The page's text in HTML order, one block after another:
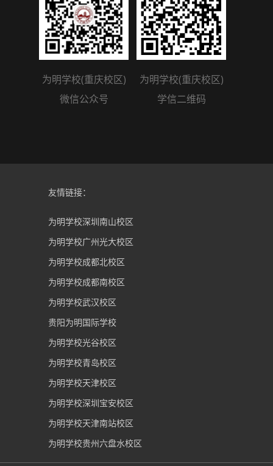
为明学校(重庆校区)
微信公众号
为明学校(重庆校区)
学信二维码
友情链接：
为明学校深圳南山校区
为明学校广州光大校区
为明学校成都北校区
为明学校成都南校区
为明学校武汉校区
贵阳为明国际学校
为明学校光谷校区
为明学校青岛校区
为明学校天津校区
为明学校深圳宝安校区
为明学校天津南站校区
为明学校贵州六盘水校区